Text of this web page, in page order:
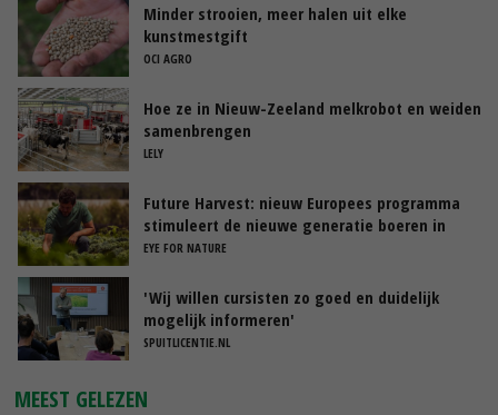
Minder strooien, meer halen uit elke
kunstmestgift
OCI AGRO
Hoe ze in Nieuw-Zeeland melkrobot en weiden
samenbrengen
LELY
Future Harvest: nieuw Europees programma
stimuleert de nieuwe generatie boeren in
Nederland
EYE FOR NATURE
'Wij willen cursisten zo goed en duidelijk
mogelijk informeren'
SPUITLICENTIE.NL
MEEST GELEZEN